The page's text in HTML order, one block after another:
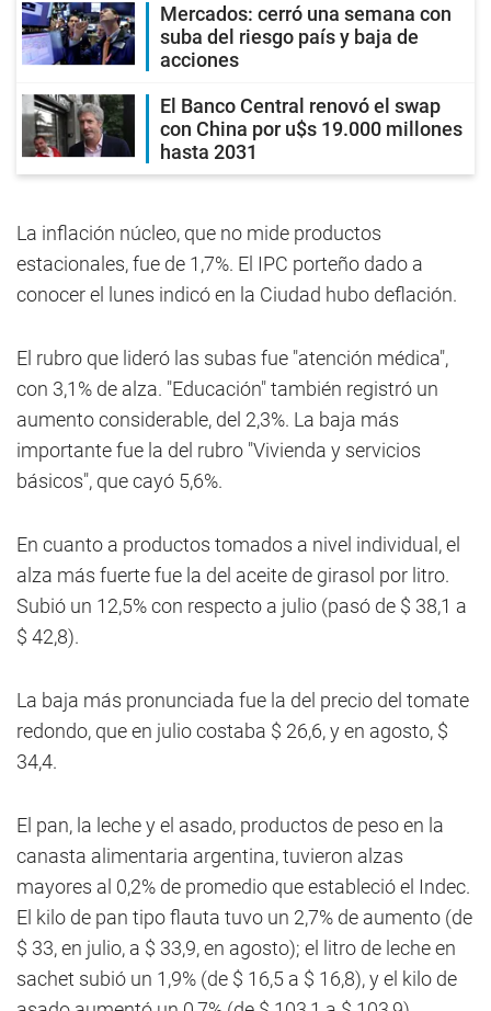
Mercados: cerró una semana con
suba del riesgo país y baja de
acciones
El Banco Central renovó el swap
con China por u$s 19.000 millones
hasta 2031
La inflación núcleo, que no mide productos
estacionales, fue de 1,7%. El IPC porteño dado a
conocer el lunes indicó en la Ciudad hubo deflación.
El rubro que lideró las subas fue "atención médica",
con 3,1% de alza. "Educación" también registró un
aumento considerable, del 2,3%. La baja más
importante fue la del rubro "Vivienda y servicios
básicos", que cayó 5,6%.
En cuanto a productos tomados a nivel individual, el
alza más fuerte fue la del aceite de girasol por litro.
Subió un 12,5% con respecto a julio (pasó de $ 38,1 a
$ 42,8).
La baja más pronunciada fue la del precio del tomate
redondo, que en julio costaba $ 26,6, y en agosto, $
34,4.
El pan, la leche y el asado, productos de peso en la
canasta alimentaria argentina, tuvieron alzas
mayores al 0,2% de promedio que estableció el Indec.
El kilo de pan tipo flauta tuvo un 2,7% de aumento (de
$ 33, en julio, a $ 33,9, en agosto); el litro de leche en
sachet subió un 1,9% (de $ 16,5 a $ 16,8), y el kilo de